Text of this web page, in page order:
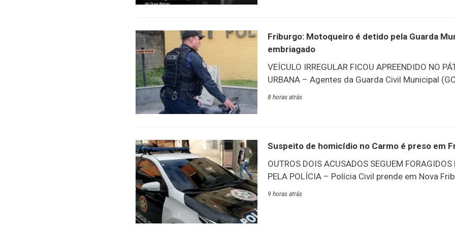
Jardim, Paulo Barros. O corpo está sendo velado
Bom Jardim até às 14
Friburgo: Motoqueiro é detido pela Guarda
embriagado
VEÍCULO IRREGULAR FICOU APREENDIDO NO
URBANA – Agentes da Guarda Civil Municipal
motocicleta irregular e conduziu à delegacia
embriaguez. Após a abordagem, o motorista foi
Municipal de Mobilidade e Urbanismo.
8 horas atrás
Suspeito de homicídio no Carmo é preso em
OUTROS DOIS ACUSADOS SEGUEM FORAGIDOS
PELA POLÍCIA – Polícia Civil prende em Nova
de homicídio ocorrido no Distrito do Córrego da
9 horas atrás